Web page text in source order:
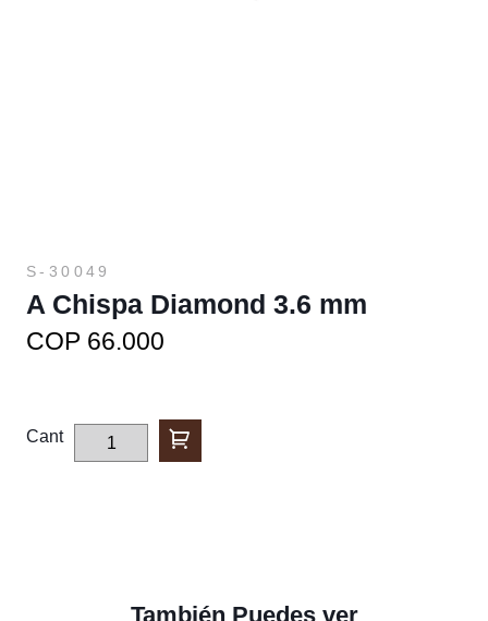
S-30049
A Chispa Diamond 3.6 mm
COP 66.000
Cant
También Puedes ver